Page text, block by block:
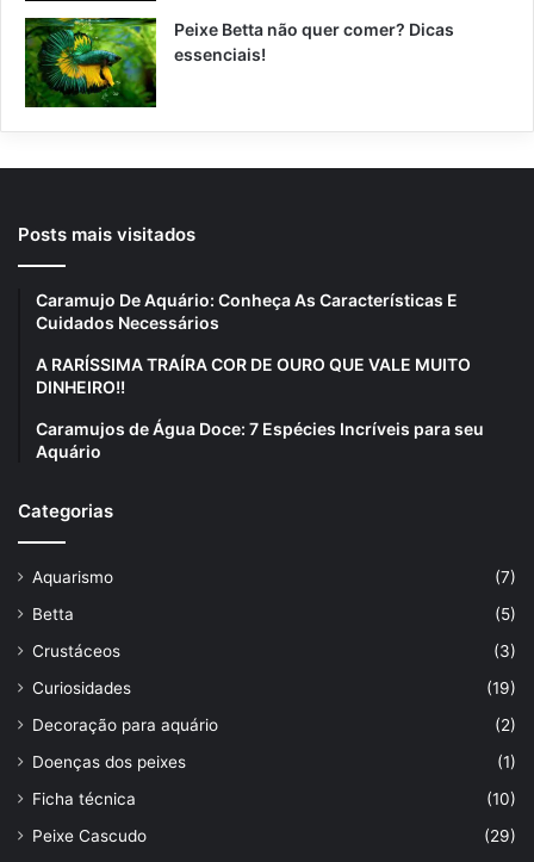
Peixe Betta não quer comer? Dicas
essenciais!
Posts mais visitados
Caramujo De Aquário: Conheça As Características E
Cuidados Necessários
A RARÍSSIMA TRAÍRA COR DE OURO QUE VALE MUITO
DINHEIRO!!
Caramujos de Água Doce: 7 Espécies Incríveis para seu
Aquário
Categorias
Aquarismo
(7)
Betta
(5)
Crustáceos
(3)
Curiosidades
(19)
Decoração para aquário
(2)
Doenças dos peixes
(1)
Ficha técnica
(10)
Peixe Cascudo
(29)